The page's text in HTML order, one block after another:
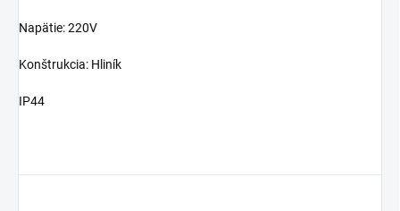
Napätie: 220V
Konštrukcia: Hliník
IP44